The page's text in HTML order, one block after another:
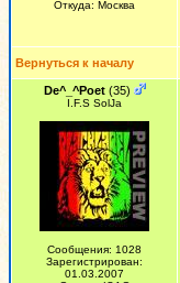
Откуда: Москва
Вернуться к началу
De^_^Poet(35)
I.F.S SolJa
Сообщения: 1028
Зарегистрирован:
01.03.2007